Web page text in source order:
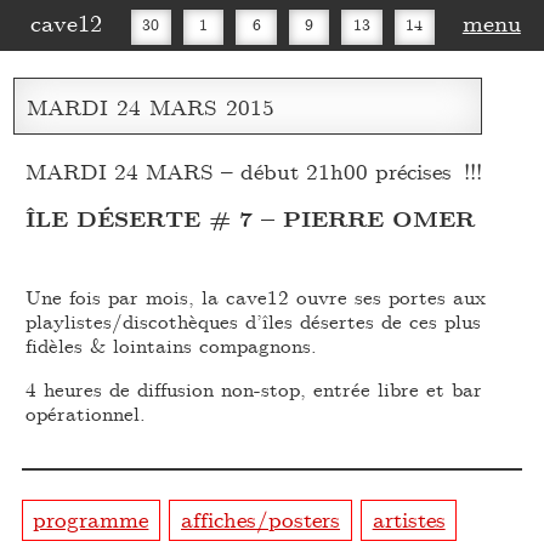
cave12 30 1 6 9 13 14
16 20 27 30
menu
MARDI 24 MARS 2015
MARDI 24 MARS – début 21h00 précises !!!
ÎLE DÉSERTE # 7 – PIERRE OMER
Une fois par mois, la cave12 ouvre ses portes aux
playlistes/discothèques d’îles désertes de ces plus
fidèles & lointains compagnons.
4 heures de diffusion non-stop, entrée libre et bar
opérationnel.
programme affiches/posters
artistes